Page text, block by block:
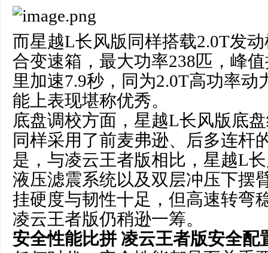
而星越L长风版同样搭载2.0T发
合变速箱，最大功率238匹，峰
里加速7.9秒，同为2.0T高功率动
能上表现堪称优秀。
底盘调校方面，星越L长风版底
同样采用了前麦弗逊、后多连杆
是，与凌云王者版相比，星越L
液压滤震系统以及双层冲压下摆
挂硬度与韧性十足，但高速转弯
凌云王者版仍稍逊一筹。
安全性能比拼凌云王者版安全配